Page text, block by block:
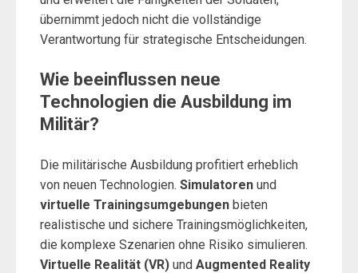
übernimmt jedoch nicht die vollständige
Verantwortung für strategische Entscheidungen.
Wie beeinflussen neue
Technologien die Ausbildung im
Militär?
Die militärische Ausbildung profitiert erheblich
von neuen Technologien. Simulatoren und
virtuelle Trainingsumgebungen bieten
realistische und sichere Trainingsmöglichkeiten,
die komplexe Szenarien ohne Risiko simulieren.
Virtuelle Realität (VR) und Augmented Reality